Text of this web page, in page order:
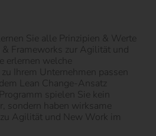
Sie alle Prinzipien & Werte
Frameworks zur Agilität und
erlernen welche
Ihrem Unternehmen passen
Lean Change-Ansatz
spielen Sie kein
sondern haben wirksame
Agilität und New Work im